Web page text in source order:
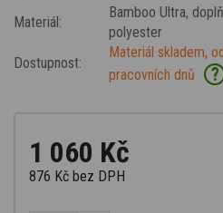
Materiál:
Bamboo Ultra,
polyester
Dostupnost:
Materiál skladem,
pracovních dnů
?
1 060 Kč
876 Kč bez DPH